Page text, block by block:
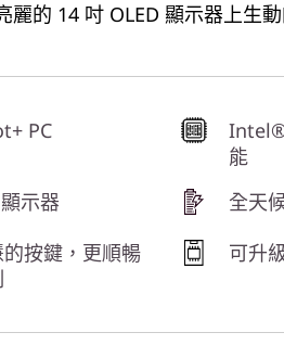
麗的 14 吋 OLED 顯示器上生
PC
能
示器
全天
按鍵，更順暢
可升